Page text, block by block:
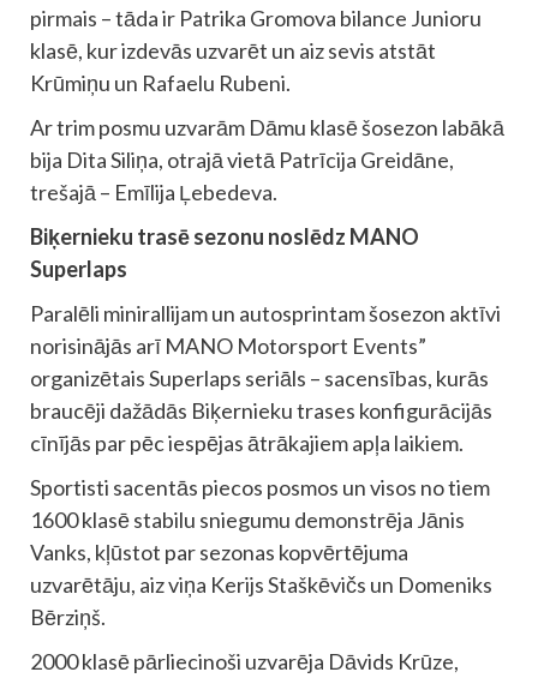
pirmais – tāda ir Patrika Gromova bilance Junioru
klasē, kur izdevās uzvarēt un aiz sevis atstāt
Krūmiņu un Rafaelu Rubeni.
Ar trim posmu uzvarām Dāmu klasē šosezon labākā
bija Dita Siliņa, otrajā vietā Patrīcija Greidāne,
trešajā – Emīlija Ļebedeva.
Biķernieku trasē sezonu noslēdz MANO
Superlaps
Paralēli minirallijam un autosprintam šosezon aktīvi
norisinājās arī MANO Motorsport Events”
organizētais Superlaps seriāls – sacensības, kurās
braucēji dažādās Biķernieku trases konfigurācijās
cīnījās par pēc iespējas ātrākajiem apļa laikiem.
Sportisti sacentās piecos posmos un visos no tiem
1600 klasē stabilu sniegumu demonstrēja Jānis
Vanks, kļūstot par sezonas kopvērtējuma
uzvarētāju, aiz viņa Kerijs Staškēvičs un Domeniks
Bērziņš.
2000 klasē pārliecinoši uzvarēja Dāvids Krūze,